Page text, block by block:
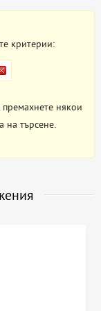
критерии:
някои
на търсене.